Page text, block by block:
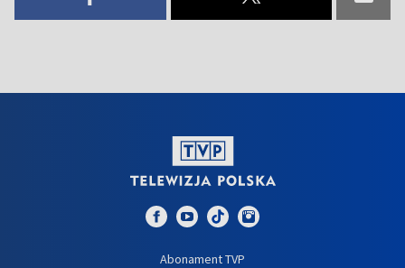
Abonament TVP